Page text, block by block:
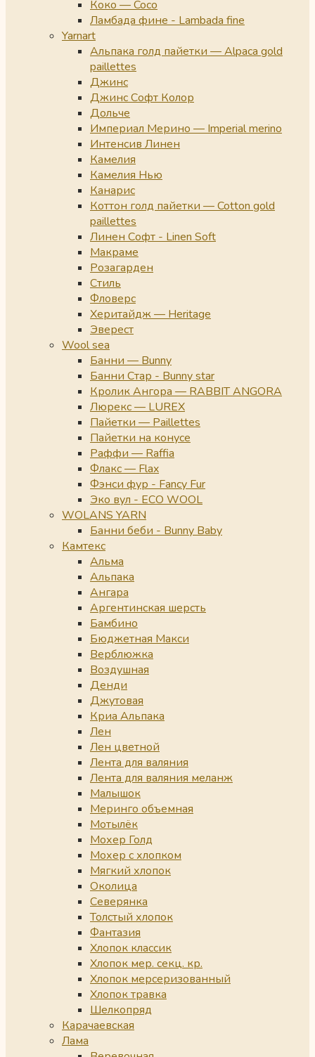
Коко — Coco
Ламбада фине - Lambada fine
Yarnart
Альпака голд пайетки — Alpaca gold
paillettes
Джинс
Джинс Софт Колор
Дольче
Империал Мерино — Imperial merino
Интенсив Линен
Камелия
Камелия Нью
Канарис
Коттон голд пайетки — Cotton gold
paillettes
Линен Софт - Linen Soft
Макраме
Розагарден
Стиль
Фловерс
Херитайдж — Heritage
Эверест
Wool sea
Банни — Bunny
Банни Стар - Bunny star
Кролик Ангора — RABBIT ANGORA
Люрекс — LUREX
Пайетки — Paillettes
Пайетки на конусе
Раффи — Raffia
Флакс — Flax
Фэнси фур - Fancy Fur
Эко вул - ECO WOOL
WOLANS YARN
Банни беби - Bunny Baby
Камтекс
Альма
Альпака
Ангара
Аргентинская шерсть
Бамбино
Бюджетная Макси
Верблюжка
Воздушная
Денди
Джутовая
Криа Альпака
Лен
Лен цветной
Лента для валяния
Лента для валяния меланж
Малышок
Меринго объемная
Мотылёк
Мохер Голд
Мохер с хлопком
Мягкий хлопок
Околица
Северянка
Толстый хлопок
Фантазия
Хлопок классик
Хлопок мер. секц. кр.
Хлопок мерсеризованный
Хлопок травка
Шелкопряд
Карачаевская
Лама